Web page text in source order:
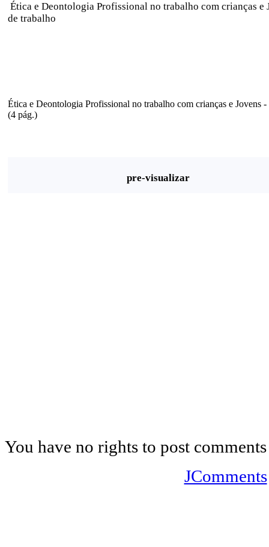
Ética e Deontologia Profissional no trabalho com crianças e
de trabalho
Ética e Deontologia Profissional no trabalho com crianças e Jovens
(4 pág.)
pre-visualizar
You have no rights to post comments
JComments